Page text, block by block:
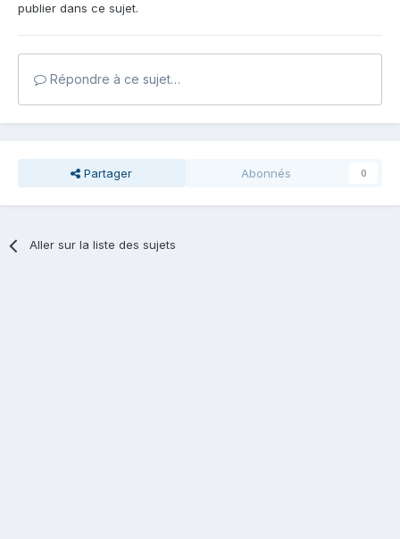
publier dans ce sujet.
Répondre à ce sujet…
Partager Abonnés 0
Aller sur la liste des sujets